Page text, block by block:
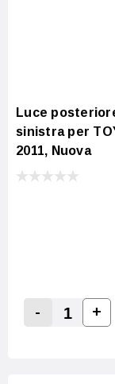
Luce
sinistra per
2011, Nuova
Decrease
- +